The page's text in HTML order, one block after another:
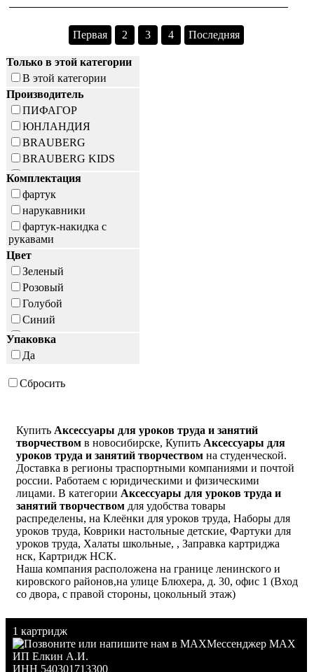
Первая 2 3 4 Последняя
Только в этой категории
В этой категории
Производитель
ПИФАГОР
ЮНЛАНДИЯ
BRAUBERG
BRAUBERG KIDS
ДПС
ТОП-СПИН
Комплектация
фартук
нарукавники
фартук-накидка с
рукавами
Цвет
Зеленый
Розовый
Голубой
Синий
фиолетовый
с рисунком
Красный
Упаковка
Да
Сбросить
Купить Аксессуары для уроков труда и занятий
творчеством в новосибирске, Купить Аксессуары для
уроков труда и занятий творчеством на студенческой.
Доставка в регионы траспортными компаниями и почтой
россии. Работаем с юридическими и физическими
лицами. В категории Аксессуары для уроков труда и
занятий творчеством для удобства товары
распределены, на Клеёнки для уроков труда, Наборы для
уроков труда, Коврики настольные детские, Фартуки для
уроков труда, Халаты школьные, , Заправка картриджа
нск, Картридж НСК.
Наша компания расположена на границе ленинского и
кировского районов,на улице Блюхера, д. 30, офис 1 (Вход
со двора, с правой стороны, цокольный этаж)
1 картридж
Мессенджер MAX
ИП Елкин А.И.
ИНН 540301713300